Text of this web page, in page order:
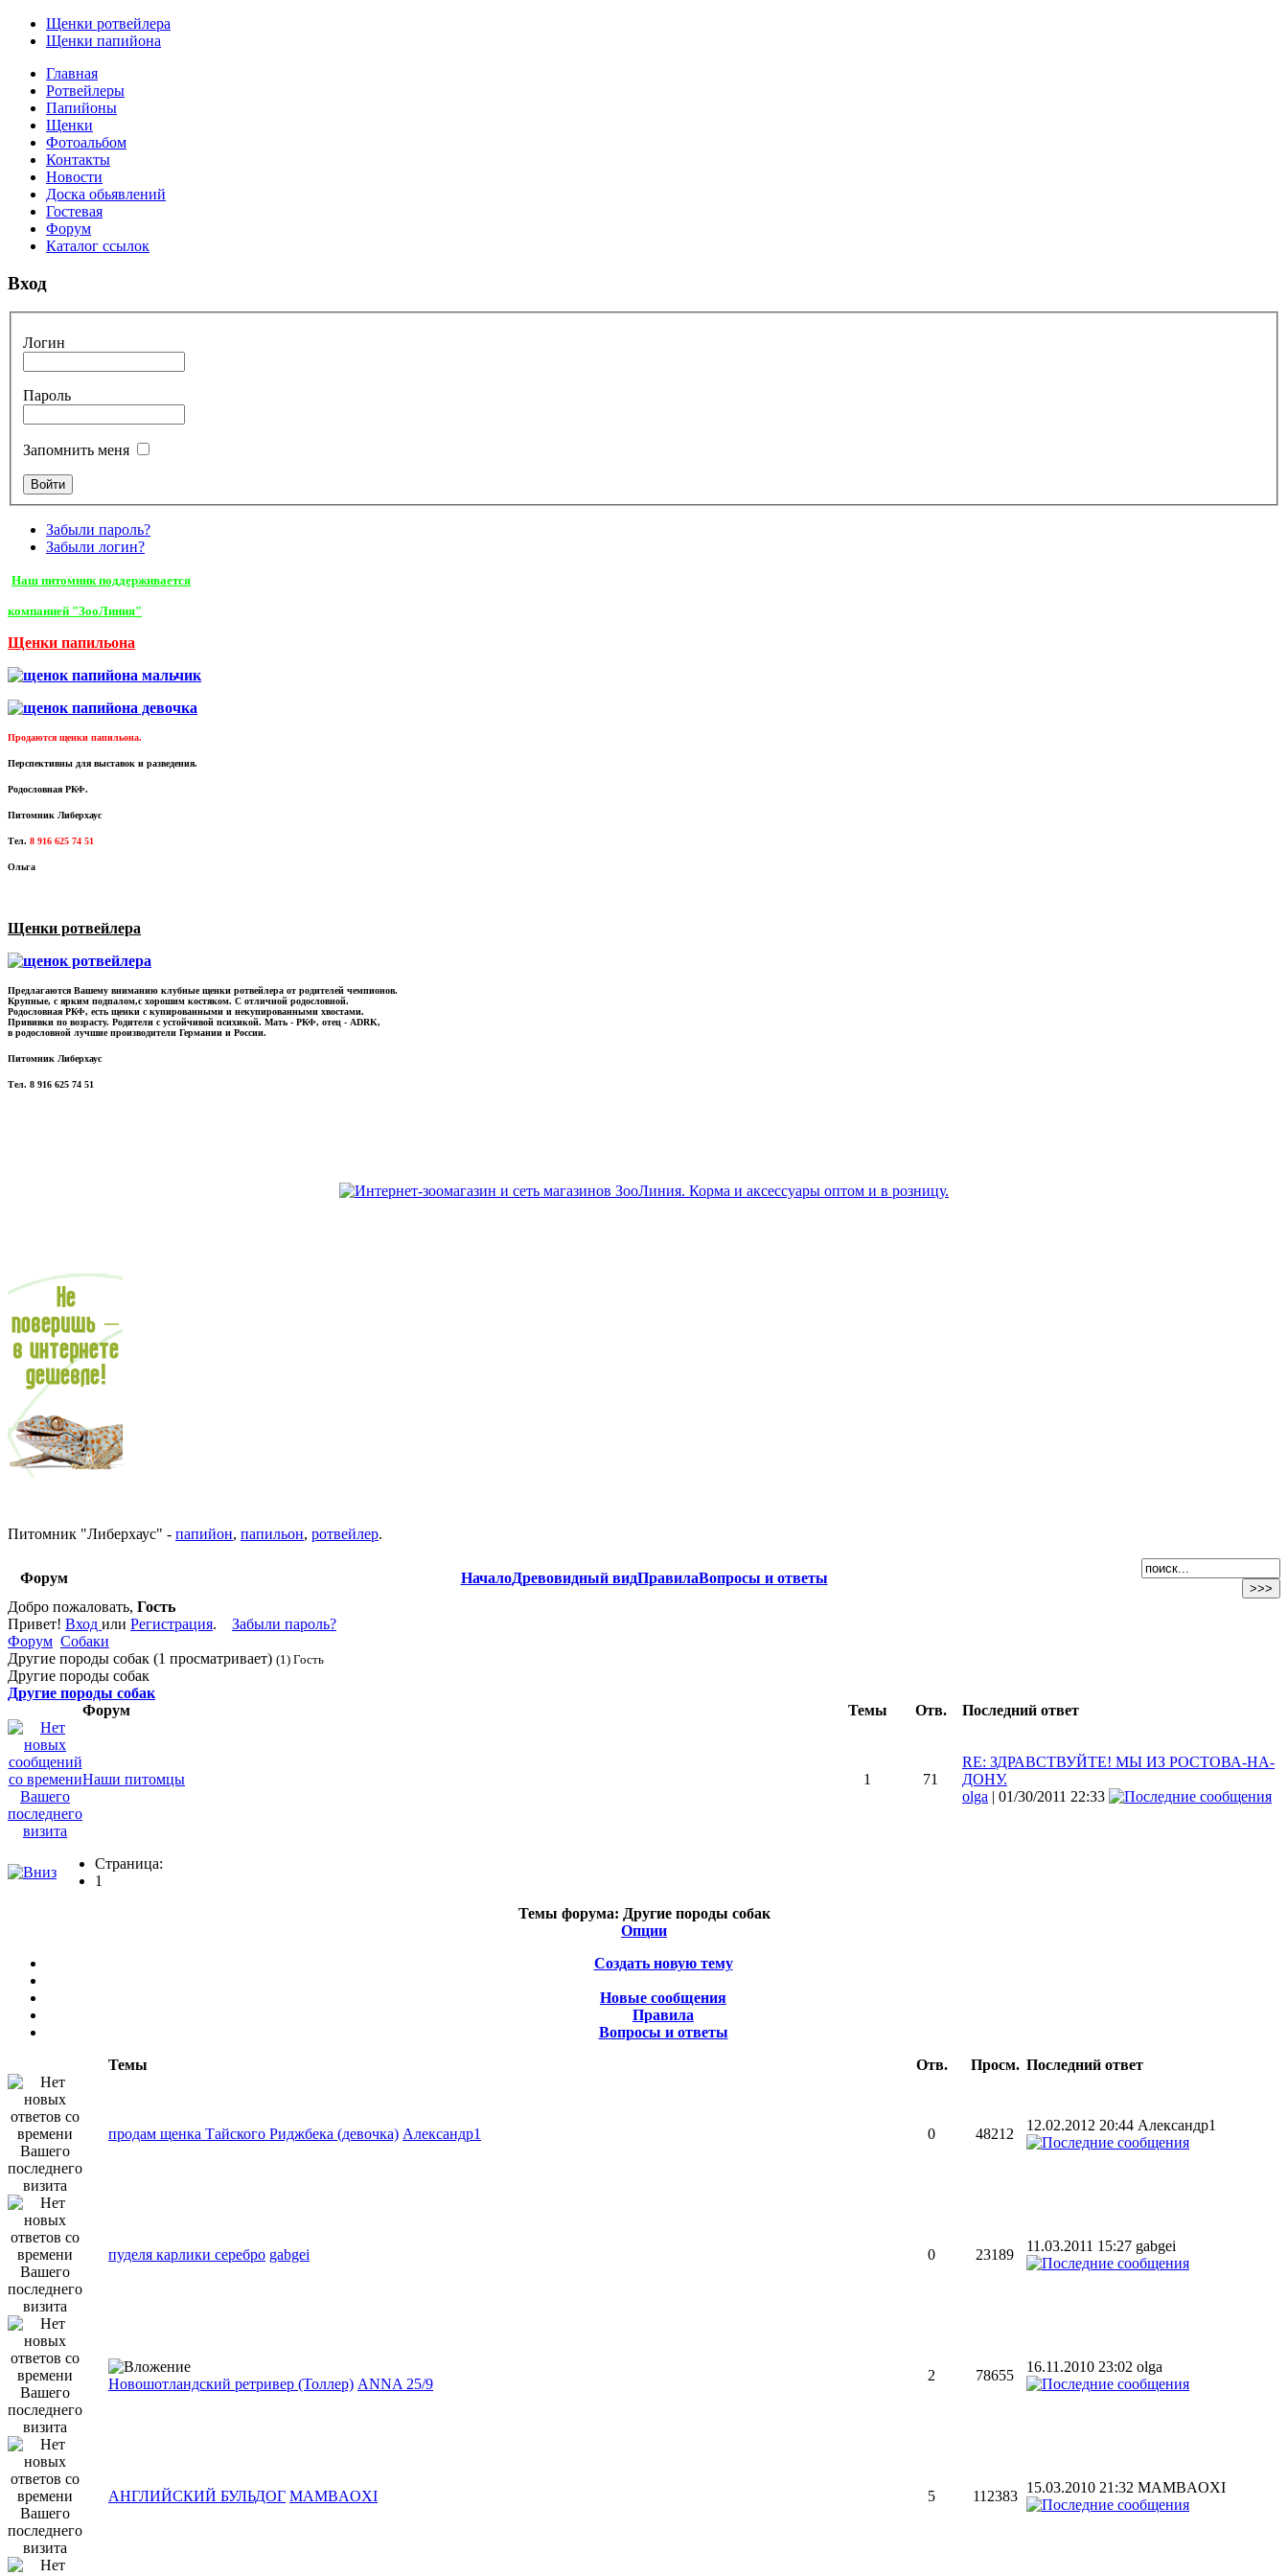
Щенки ротвейлера
Щенки папийона
Главная
Ротвейлеры
Папийоны
Щенки
Фотоальбом
Контакты
Новости
Доска обьявлений
Гостевая
Форум
Каталог ссылок
Вход
Логин
Пароль
Запомнить меня
Забыли пароль?
Забыли логин?
Наш питомник поддерживается
компанией "ЗооЛиния"
Щенки папильона
Продаются щенки папильона.
Перспективны для выставок и разведения.
Родословная РКФ.
Питомник Либерхаус
Тел. 8 916 625 74 51
Ольга
Щенки ротвейлера
Предлагаются Вашему вниманию клубные щенки ротвейлера от родителей чемпионов.
Крупные, с ярким подпалом,с хорошим костяком. С отличной родословной.
Родословная РКФ, есть щенки с купированными и некупированными хвостами.
Прививки по возрасту. Родители с устойчивой психикой. Мать - РКФ, отец - ADRK,
в родословной лучшие производители Германии и России.
Питомник Либерхаус
Тел. 8 916 625 74 51
Питомник "Либерхаус" - папийон, папильон, ротвейлер.
Форум НачалоДревовидный видПравилаВопросы и ответы
Добро пожаловать, Гость
Привет! Вход или Регистрация. Забыли пароль?
Форум Собаки
Другие породы собак (1 просматривает) (1) Гость
Другие породы собак
Другие породы собак
Форум
Темы Отв. Последний ответ
Наши питомцы 1 71
RE: ЗДРАВСТВУЙТЕ! МЫ ИЗ РОСТОВА-НА-
ДОНУ.
olga | 01/30/2011 22:33
Страница:
1
Темы форума: Другие породы собак
Опции
Создать новую тему
Новые сообщения
Правила
Вопросы и ответы
Темы
Отв. Просм. Последний ответ
продам щенка Тайского Риджбека (девочка) Александр1 0 48212
12.02.2012 20:44 Александр1
пуделя карлики серебро gabgei 0 23189
11.03.2011 15:27 gabgei
Новошотландский ретривер (Толлер) ANNA 25/9
2 78655
16.11.2010 23:02 olga
АНГЛИЙСКИЙ БУЛЬДОГ MAMBAOXI 5 112383
15.03.2010 21:32 MAMBAOXI